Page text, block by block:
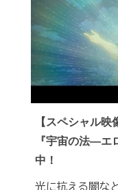
【スペシャル
『宇宙の法―エ
中！
光に抗える闇な